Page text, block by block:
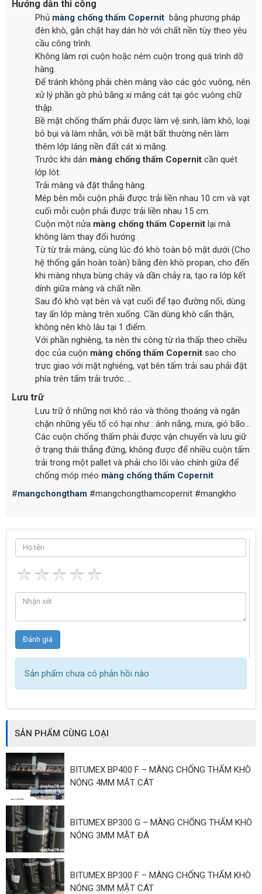
Hướng dẫn thi công
Phủ màng chống thấm Copernit bằng phương pháp
đèn khò, gắn chặt hay dán hờ với chất nền tùy theo yêu
cầu công trình.
Không làm rơi cuộn hoặc ném cuộn trong quá trình dỡ
hàng.
Để tránh không phải chèn màng vào các góc vuông, nên
xử lý phần gờ phủ bằng xi măng cát tại góc vuông chữ
thập.
Bề mặt chống thấm phải được làm vệ sinh, làm khô, loại
bỏ bụi và làm nhẵn, với bề mặt bất thường nên làm
thêm lớp láng nền đất cát xi măng.
Trước khi dán màng chống thấm Copernit cần quét
lớp lót.
Trải màng và đặt thẳng hàng.
Mép bên mỗi cuộn phải được trải liền nhau 10 cm và vạt
cuối mỗi cuộn phải được trải liền nhau 15 cm.
Cuộn một nửa màng chống thấm Copernit lại mà
không làm thay đổi hướng.
Từ từ trải màng, cùng lúc đó khò toàn bộ mặt dưới (Cho
hệ thống gắn hoàn toàn) bằng đèn khò propan, cho đến
khi màng nhựa bùng cháy và dần chảy ra, tạo ra lớp kết
dính giữa màng và chất nền.
Sau đó khò vạt bên và vạt cuối để tạo đường nối, dùng
tay ấn lớp màng trên xuống. Cần dùng khò cẩn thận,
không nên khò lâu tại 1 điểm.
Với phần nghiêng, ta nên thi công từ rìa thấp theo chiều
dọc của cuộn màng chống thấm Copernit sao cho
trực giao với mặt nghiêng, vạt bên tấm trải sau phải đặt
phía trên tấm trải trước….
Lưu trữ
Lưu trữ ở những nơi khô ráo và thông thoáng và ngăn
chặn những yếu tố có hại như : ánh nắng, mưa, gió bão…
Các cuộn chống thấm phải được vận chuyển và lưu giữ
ở trạng thái thẳng đứng, không được để nhiều cuộn tấm
trải trong một pallet và phải cho lõi vào chính giữa để
chống móp méo màng chống thấm Copernit
#mangchongtham #mangchongthamcopernit #mangkho
Sản phẩm chưa có phản hồi nào
SẢN PHẨM CÙNG LOẠI
BITUMEX BP400 F – MÀNG CHỐNG THẤM KHÒ
NÓNG 4MM MẶT CÁT
BITUMEX BP300 G – MÀNG CHỐNG THẤM KHÒ
NÓNG 3MM MẶT ĐÁ
BITUMEX BP300 F – MÀNG CHỐNG THẤM KHÒ
NÓNG 3MM MẶT CÁT